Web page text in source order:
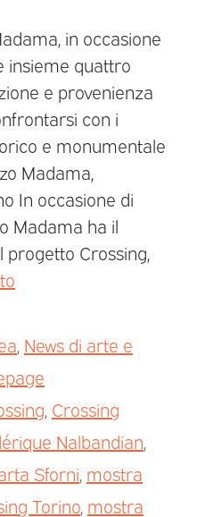
in occasione
insieme quattro
e provenienza
con i
e monumentale
Madama,
In occasione di
Madama ha il
Crossing,
News di arte e
Crossing
Nalbandian
Sforni mostra
Torino mostra